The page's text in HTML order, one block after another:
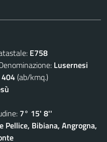
E758
Lusernesi
404(ab/kmq.)
7° 15' 8''
Pellice, Bibiana, Angrogna,